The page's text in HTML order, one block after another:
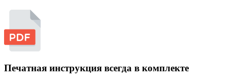
Печатная инструкция всегда в комплекте